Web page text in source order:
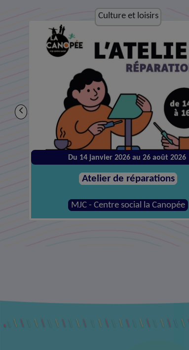
Culture et loisirs
Du 14 janvier 2026 au 26 août 2026
Atelier de réparations
MJC - Centre social la Canopée